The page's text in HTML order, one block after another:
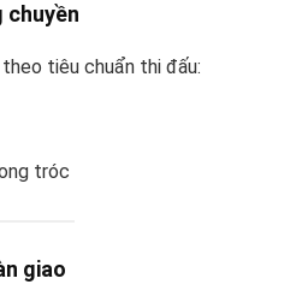
chuyền
tiêu chuẩn thi đấu:
tróc
giao